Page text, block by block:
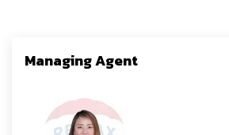
Managing Agent